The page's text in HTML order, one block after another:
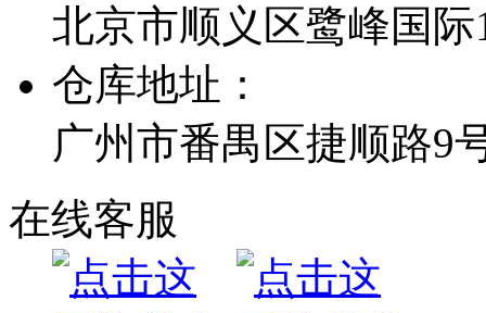
北京市顺义区鹭峰国际
仓库地址：
广州市番禺区捷顺路9
在线客服